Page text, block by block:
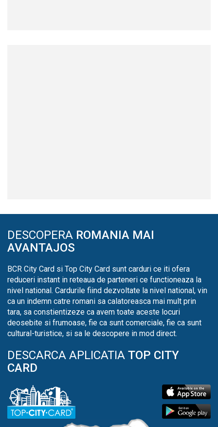
DESCOPERA ROMANIA MAI
AVANTAJOS
BCR City Card si Top City Card sunt carduri ce iti ofera
reduceri instant in reteaua de parteneri ce functioneaza la
nivel national. Cardurile fiind dezvoltate la nivel national, vin
ca un indemn catre romani sa calatoreasca mai mult prin
tara, sa constientizeze ca avem toate aceste locuri
deosebite si frumoase, fie ca sunt comerciale, fie ca sunt
cultural-turistice, si sa le descopere in mod direct.
DESCARCA APLICATIA TOP CITY
CARD